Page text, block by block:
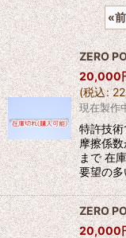
並び順:
«前
ZERO
20,000
(税込:
現在製作
特許技
摩擦係
まで 在
要望の
ZERO
20,000